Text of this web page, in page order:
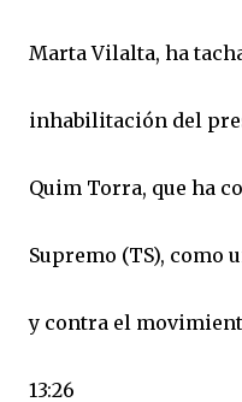
Marta Vilalta, ha
inhabilitación del
Quim Torra, que ha
Supremo (TS), como
y contra el
13:26